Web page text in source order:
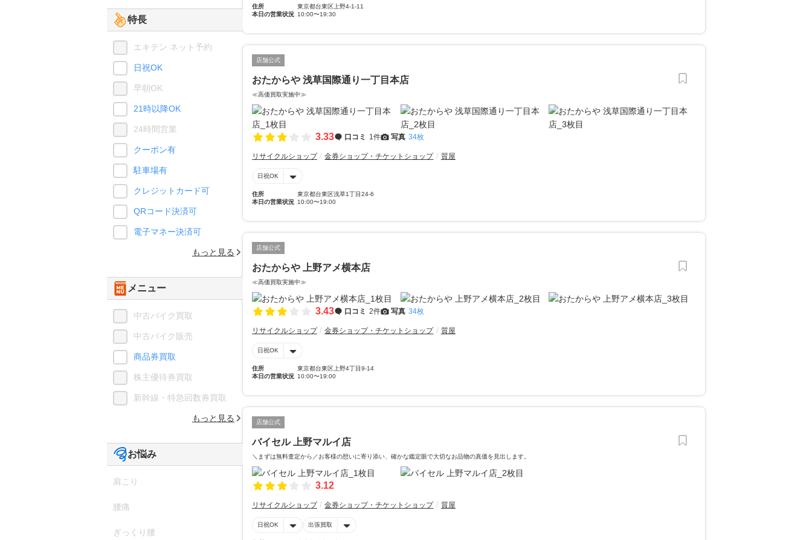
住所
東京都台東区上野4-1-11
本日の営業状況 10:00〜19:30
店舗公式
おたからや 浅草国際通り一丁目本店
≪高価買取実施中≫
3.33 口コミ 1件 写真 34枚
リサイクルショップ 金券ショップ・チケットショップ 質屋
日祝OK
住所
東京都台東区浅草1丁目24-6
本日の営業状況 10:00〜19:00
店舗公式
おたからや 上野アメ横本店
≪高価買取実施中≫
3.43 口コミ 2件 写真 34枚
リサイクルショップ 金券ショップ・チケットショップ 質屋
日祝OK
住所
東京都台東区上野4丁目9-14
本日の営業状況 10:00〜19:00
店舗公式
バイセル 上野マルイ店
＼まずは無料査定から／お客様の想いに寄り添い、確かな鑑定眼で大切なお品物の真価を見出します。
3.12
リサイクルショップ 金券ショップ・チケットショップ 質屋
日祝OK 出張買取
特長
エキテン ネット予約
日祝OK
早朝OK
21時以降OK
24時間営業
クーポン有
駐車場有
クレジットカード可
QRコード決済可
電子マネー決済可
もっと見る
メニュー
中古バイク買取
中古バイク販売
商品券買取
株主優待券買取
新幹線・特急回数券買取
もっと見る
お悩み
肩こり
腰痛
ぎっくり腰